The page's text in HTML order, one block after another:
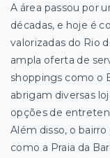
A área passou por
décadas, e hoje é
valorizadas do Rio
ampla oferta de
shoppings como o
abrigam diversas
opções de
Além disso, o
como a Praia da